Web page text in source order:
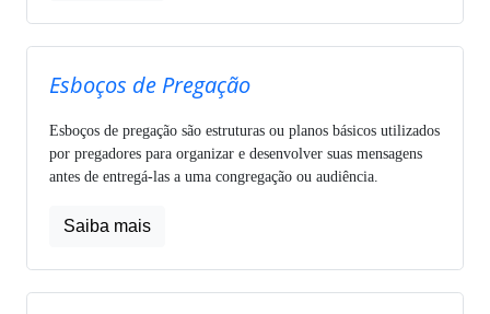
Esboços de Pregação
Esboços de pregação são estruturas ou planos básicos utilizados
por pregadores para organizar e desenvolver suas mensagens
antes de entregá-las a uma congregação ou audiência.
Saiba mais